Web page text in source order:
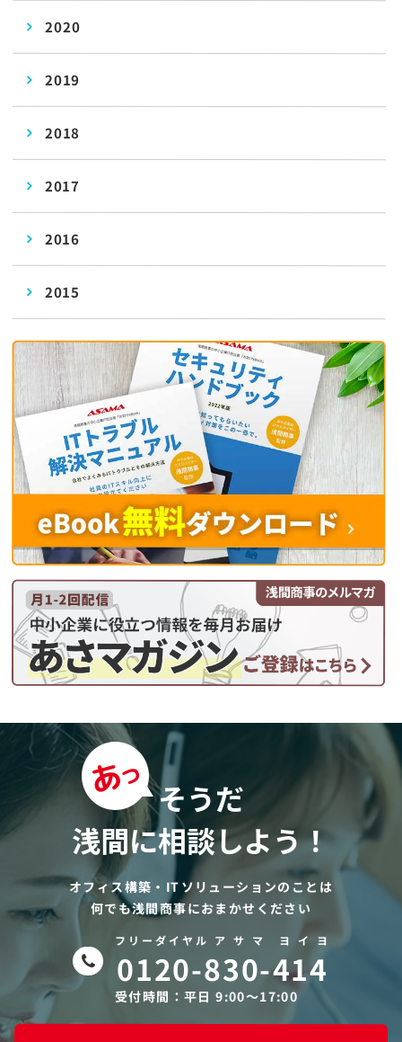
2020
2019
2018
2017
2016
2015
そうだ
浅間に相談しよう！
オフィス構築・ITソリューションのことは
何でも浅間商事におまかせください
フリーダイヤル ア サ マ ヨ イ ヨ
0120-830-414
受付時間：平日 9:00〜17:00